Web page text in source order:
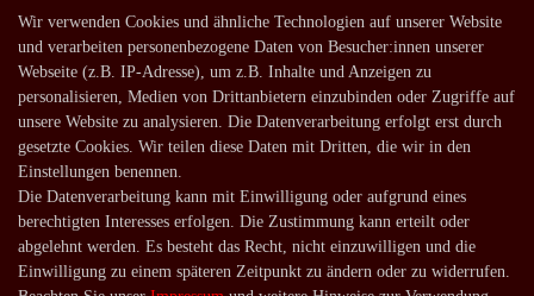
Shop
Lagerverkauf
Zahlungsarten
Versandarten und -kosten
Service
Kontakt
Häufige Fragen
Wir verwenden Cookies und ähnliche Technologien auf unserer Website
und verarbeiten personenbezogene Daten von Besucher:innen unserer
Webseite (z.B. IP-Adresse), um z.B. Inhalte und Anzeigen zu
personalisieren, Medien von Drittanbietern einzubinden oder Zugriffe auf
unsere Website zu analysieren. Die Datenverarbeitung erfolgt erst durch
gesetzte Cookies. Wir teilen diese Daten mit Dritten, die wir in den
Einstellungen benennen.
Die Datenverarbeitung kann mit Einwilligung oder aufgrund eines
berechtigten Interesses erfolgen. Die Zustimmung kann erteilt oder
abgelehnt werden. Es besteht das Recht, nicht einzuwilligen und die
Einwilligung zu einem späteren Zeitpunkt zu ändern oder zu widerrufen.